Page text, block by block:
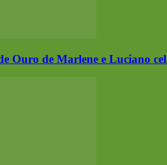
Ouro de Marlene e Luciano